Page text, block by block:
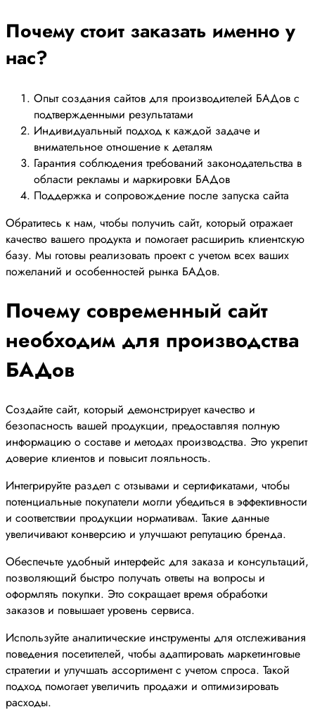
Почему стоит заказать именно у
нас?
Опыт создания сайтов для производителей БАДов с
подтвержденными результатами
Индивидуальный подход к каждой задаче и
внимательное отношение к деталям
Гарантия соблюдения требований законодательства в
области рекламы и маркировки БАДов
Поддержка и сопровождение после запуска сайта
Обратитесь к нам, чтобы получить сайт, который отражает
качество вашего продукта и помогает расширить клиентскую
базу. Мы готовы реализовать проект с учетом всех ваших
пожеланий и особенностей рынка БАДов.
Почему современный сайт
необходим для производства
БАДов
Создайте сайт, который демонстрирует качество и
безопасность вашей продукции, предоставляя полную
информацию о составе и методах производства. Это укрепит
доверие клиентов и повысит лояльность.
Интегрируйте раздел с отзывами и сертификатами, чтобы
потенциальные покупатели могли убедиться в эффективности
и соответствии продукции нормативам. Такие данные
увеличивают конверсию и улучшают репутацию бренда.
Обеспечьте удобный интерфейс для заказа и консультаций,
позволяющий быстро получать ответы на вопросы и
оформлять покупки. Это сокращает время обработки
заказов и повышает уровень сервиса.
Используйте аналитические инструменты для отслеживания
поведения посетителей, чтобы адаптировать маркетинговые
стратегии и улучшать ассортимент с учетом спроса. Такой
подход помогает увеличить продажи и оптимизировать
расходы.